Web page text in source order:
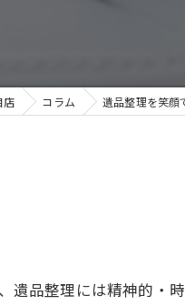
店 コラム 遺品整理を笑顔
遺品整理には精神的・